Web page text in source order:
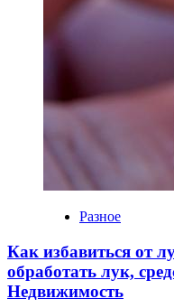
Разное
Как избавиться от
обработать лук,
Недвижимость